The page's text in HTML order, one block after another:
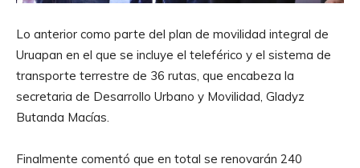
Lo anterior como parte del plan de movilidad integral de
Uruapan en el que se incluye el teleférico y el sistema de
transporte terrestre de 36 rutas, que encabeza la
secretaria de Desarrollo Urbano y Movilidad, Gladyz
Butanda Macías.
Finalmente comentó que en total se renovarán 240